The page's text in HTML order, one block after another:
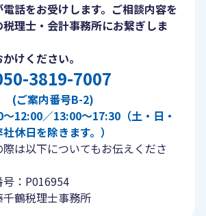
話をお受けします。ご相談内容を
理士・会計事務所にお繋ぎしま
けください。
3819-7007
(ご案内番号B-2)
12:00／13:00〜17:30（土・日・
休日を除きます。）
は以下についてもお伝えくださ
：P016954
鶴税理士事務所